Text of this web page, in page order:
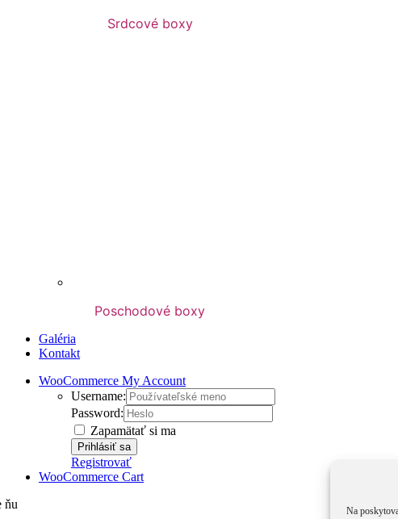
Na
Srdcové boxy
Poschodové boxy
Galéria
Kontakt
WooCommerce My Account
Username:
Password:
Zapamätať si ma
Registrovať
WooCommerce Cart
ňu